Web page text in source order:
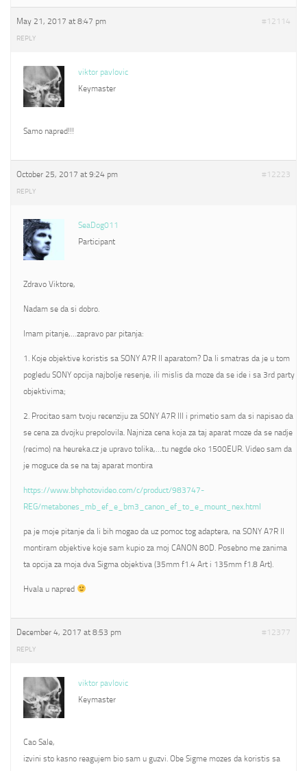
May 21, 2017 at 8:47 pm #12114
REPLY
viktor pavlovic
Keymaster
Samo napred!!!
October 25, 2017 at 9:24 pm #12223
REPLY
SeaDog011
Participant
Zdravo Viktore,
Nadam se da si dobro.
Imam pitanje,…zapravo par pitanja:
1. Koje objektive koristis sa SONY A7R II aparatom? Da li smatras da je u tom
pogledu SONY opcija najbolje resenje, ili mislis da moze da se ide i sa 3rd party
objektivima;
2. Procitao sam tvoju recenziju za SONY A7R III i primetio sam da si napisao da
se cena za dvojku prepolovila. Najniza cena koja za taj aparat moze da se nadje
(recimo) na heureka.cz je upravo tolika,…tu negde oko 1500EUR. Video sam da
je moguce da se na taj aparat montira
https://www.bhphotovideo.com/c/product/983747-
REG/metabones_mb_ef_e_bm3_canon_ef_to_e_mount_nex.html
pa je moje pitanje da li bih mogao da uz pomoc tog adaptera, na SONY A7R II
montiram objektive koje sam kupio za moj CANON 80D. Posebno me zanima
ta opcija za moja dva Sigma objektiva (35mm f1.4 Art i 135mm f1.8 Art).
Hvala u napred
December 4, 2017 at 8:53 pm #12377
REPLY
viktor pavlovic
Keymaster
Cao Sale,
izvini sto kasno reagujem bio sam u guzvi. Obe Sigme mozes da koristis sa